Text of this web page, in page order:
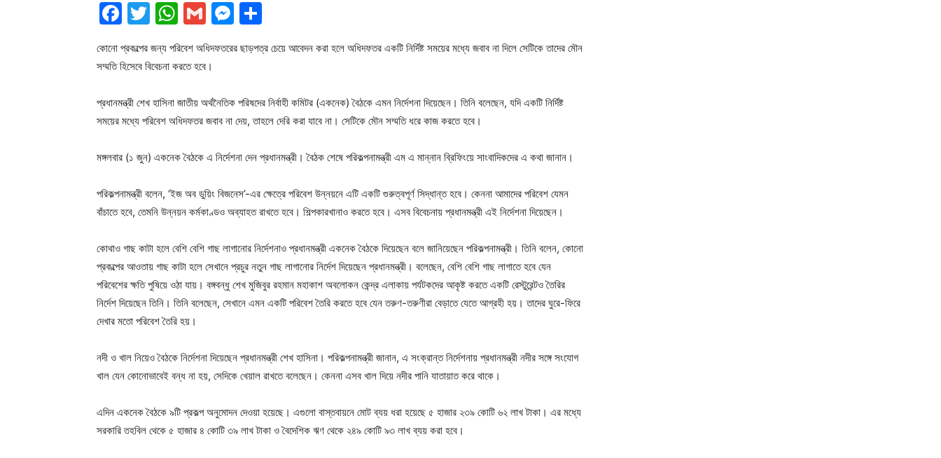
Facebook
Twitter
WhatsApp
GmailMessenger
কোনো প্রকল্পের জন্য পরিবেশ অধিদফতরের ছাড়পত্র চেয়ে আবেদন করা হলে অধিদফতর একটি নির্দিষ্ট সময়ের মধ্যে জবাব না দিলে সেটিকে তাদের মৌন
সম্মতি হিসেবে বিবেচনা করতে হবে।
প্রধানমন্ত্রী শেখ হাসিনা জাতীয় অর্থনৈতিক পরিষদের নির্বাহী কমিটর (একনেক) বৈঠকে এমন নির্দেশনা দিয়েছেন। তিনি বলেছেন, যদি একটি নির্দিষ্ট
সময়ের মধ্যে পরিবেশ অধিদফতর জবাব না দেয়, তাহলে দেরি করা যাবে না। সেটিকে মৌন সম্মতি ধরে কাজ করতে হবে।
মঙ্গলবার (১ জুন) একনেক বৈঠকে এ নির্দেশনা দেন প্রধানমন্ত্রী। বৈঠক শেষে পরিকল্পনামন্ত্রী এম এ মান্নান ব্রিফিংয়ে সাংবাদিকদের এ কথা জানান।
পরিকল্পনামন্ত্রী বলেন, ‘ইজ অব ডুয়িং বিজনেস’-এর ক্ষেত্রে পরিবেশ উন্নয়নে এটি একটি গুরুত্বপূর্ণ সিদ্ধান্ত হবে। কেননা আমাদের পরিবেশ যেমন
বাঁচাতে হবে, তেমনি উন্নয়ন কর্মকাণ্ডও অব্যাহত রাখতে হবে। শিল্পকারখানাও করতে হবে। এসব বিবেচনায় প্রধানমন্ত্রী এই নির্দেশনা দিয়েছেন।
কোথাও গাছ কাটা হলে বেশি বেশি গাছ লাগানোর নির্দেশনাও প্রধানমন্ত্রী একনেক বৈঠকে দিয়েছেন বলে জানিয়েছেন পরিকল্পনামন্ত্রী। তিনি বলেন, কোনো
প্রকল্পের আওতায় গাছ কাটা হলে সেখানে প্রচুর নতুন গাছ লাগানোর নির্দেশ দিয়েছেন প্রধানমন্ত্রী। বলেছেন, বেশি বেশি গাছ লাগাতে হবে যেন
পরিবেশের ক্ষতি পুষিয়ে ওঠা যায়। বঙ্গবন্ধু শেখ মুজিবুর রহমান মহাকাশ অবলোকন কেন্দ্র এলাকায় পর্যটকদের আকৃষ্ট করতে একটি রেস্টুরেন্টও তৈরির
নির্দেশ দিয়েছেন তিনি। তিনি বলেছেন, সেখানে এমন একটি পরিবেশ তৈরি করতে হবে যেন তরুণ-তরুণীরা বেড়াতে যেতে আগ্রহী হয়। তাদের ঘুরে-ফিরে
দেখার মতো পরিবেশ তৈরি হয়।
নদী ও খাল নিয়েও বৈঠকে নির্দেশনা দিয়েছেন প্রধানমন্ত্রী শেখ হাসিনা। পরিকল্পনামন্ত্রী জানান, এ সংক্রান্ত নির্দেশনায় প্রধানমন্ত্রী নদীর সঙ্গে সংযোগ
খাল যেন কোনোভাবেই বন্ধ না হয়, সেদিকে খেয়াল রাখতে বলেছেন। কেননা এসব খাল দিয়ে নদীর পানি যাতায়াত করে থাকে।
এদিন একনেক বৈঠকে ৯টি প্রকল্প অনুমোদন দেওয়া হয়েছে। এগুলো বাস্তবায়নে মোট ব্যয় ধরা হয়েছে ৫ হাজার ২৩৯ কোটি ৬২ লাখ টাকা। এর মধ্যে
সরকারি তহবিল থেকে ৫ হাজার ৪ কোটি ৩৯ লাখ টাকা ও বৈদেশিক ঋণ থেকে ২৪৯ কোটি ৯৩ লাখ ব্যয় করা হবে।